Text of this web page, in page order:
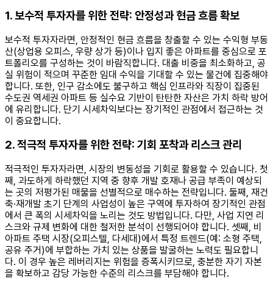
1. 보수적 투자자를 위한 전략: 안정성과 현금 흐름 확보
보수적 투자자라면, 안정적인 현금 흐름을 창출할 수 있는 수익형 부동
산(상업용 오피스, 우량 상가 등)이나 입지 좋은 아파트를 중심으로 포
트폴리오를 구성하는 것이 바람직합니다. 대출 비중을 최소화하고, 공
실 위험이 적으며 꾸준한 임대 수익을 기대할 수 있는 물건에 집중해야
합니다. 또한, 인구 감소에도 불구하고 핵심 인프라와 직장이 집중된
수도권 역세권 아파트 등 실수요 기반이 탄탄한 자산은 가치 하락 방어
에 유리합니다. 단기 시세차익보다는 장기적인 관점에서 접근하는 것
이 중요합니다.
2. 적극적 투자자를 위한 전략: 기회 포착과 리스크 관리
적극적인 투자자라면, 시장의 변동성을 기회로 활용할 수 있습니다. 첫
째, 과도하게 하락했던 지역 중 향후 개발 호재나 공급 부족이 예상되
는 곳의 저평가된 매물을 선별적으로 매수하는 전략입니다. 둘째, 재건
축·재개발 초기 단계의 사업성이 높은 구역에 투자하여 장기적인 관점
에서 큰 폭의 시세차익을 노리는 것도 방법입니다. 다만, 사업 지연 리
스크와 규제 변화에 대한 철저한 분석이 선행되어야 합니다. 셋째, 비
아파트 주택 시장(오피스텔, 다세대)에서 특정 트렌드(예: 소형 주택,
공유 주거)에 부합하는 가치 있는 상품을 발굴하는 노력도 필요합니
다. 이 경우 높은 레버리지는 위험을 증폭시키므로, 충분한 자기 자본
을 확보하고 감당 가능한 수준의 리스크를 부담해야 합니다.